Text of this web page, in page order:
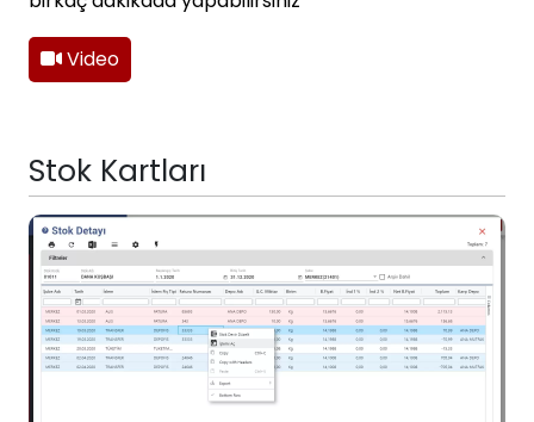
Video
Stok Kartları